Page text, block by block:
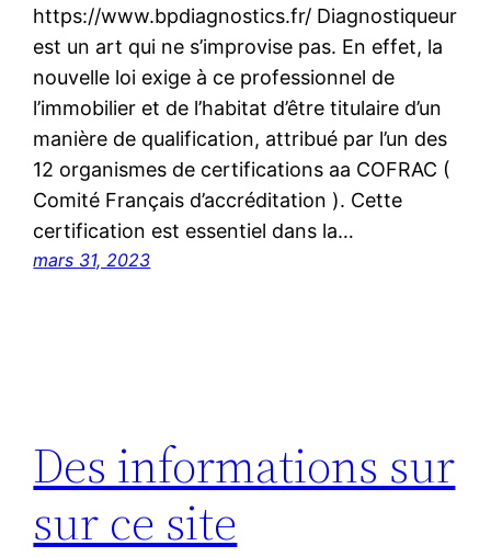
https://www.bpdiagnostics.fr/ Diagnostiqueur
est un art qui ne s’improvise pas. En effet, la
nouvelle loi exige à ce professionnel de
l’immobilier et de l’habitat d’être titulaire d’un
manière de qualification, attribué par l’un des
12 organismes de certifications aa COFRAC (
Comité Français d’accréditation ). Cette
certification est essentiel dans la…
mars 31, 2023
Des informations sur
sur ce site